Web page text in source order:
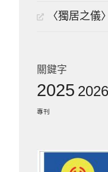
〈獨居之儀
關鍵字
2025 2026
專刊